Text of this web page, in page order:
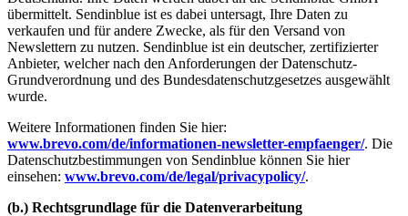
übermittelt. Sendinblue ist es dabei untersagt, Ihre Daten zu
verkaufen und für andere Zwecke, als für den Versand von
Newslettern zu nutzen. Sendinblue ist ein deutscher, zertifizierter
Anbieter, welcher nach den Anforderungen der Datenschutz-
Grundverordnung und des Bundesdatenschutzgesetzes ausgewählt
wurde.
Weitere Informationen finden Sie hier:
www.brevo.com/de/informationen-newsletter-empfaenger/. Die
Datenschutzbestimmungen von Sendinblue können Sie hier
einsehen: www.brevo.com/de/legal/privacypolicy/.
(b.) Rechtsgrundlage für die Datenverarbeitung